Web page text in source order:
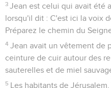
3 Jean est celui qui avait été
lorsqu'il dit : C'est ici la voix
Préparez le chemin du
4 Jean avait un vêtement de
ceinture de cuir autour des
sauterelles et de miel
5 Les habitants de